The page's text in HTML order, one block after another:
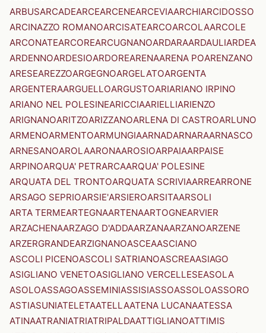
ARBUSARCADEARCEARCENEARCEVIAARCHIARCIDOSSO
ARCINAZZO ROMANOARCISATEARCOARCOLAARCOLE
ARCONATEARCOREARCUGNANOARDARAARDAULIARDEA
ARDENNOARDESIOARDOREARENAARENA POARENZANO
ARESEAREZZOARGEGNOARGELATOARGENTA
ARGENTERAARGUELLOARGUSTOARIARIANO IRPINO
ARIANO NEL POLESINEARICCIAARIELLIARIENZO
ARIGNANOARITZOARIZZANOARLENA DI CASTROARLUNO
ARMENOARMENTOARMUNGIAARNADARNARAARNASCO
ARNESANOAROLAARONAAROSIOARPAIAARPAISE
ARPINOARQUA' PETRARCAARQUA' POLESINE
ARQUATA DEL TRONTOARQUATA SCRIVIAARREARRONE
ARSAGO SEPRIOARSIE'ARSIEROARSITAARSOLI
ARTA TERMEARTEGNAARTENAARTOGNEARVIER
ARZACHENAARZAGO D'ADDAARZANAARZANOARZENE
ARZERGRANDEARZIGNANOASCEAASCIANO
ASCOLI PICENOASCOLI SATRIANOASCREAASIAGO
ASIGLIANO VENETOASIGLIANO VERCELLESEASOLA
ASOLOASSAGOASSEMINIASSISIASSOASSOLOASSORO
ASTIASUNIATELETAATELLAATENA LUCANAATESSA
ATINAATRANIATRIATRIPALDAATTIGLIANOATTIMIS